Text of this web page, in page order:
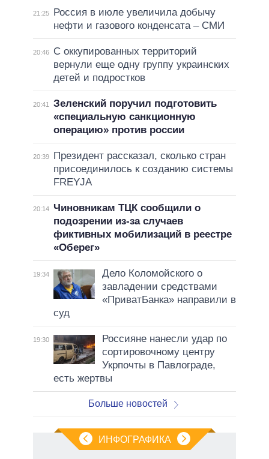
21:25
Россия в июле увеличила добычу
нефти и газового конденсата – СМИ
20:46
С оккупированных территорий
вернули еще одну группу украинских
детей и подростков
20:41
Зеленский поручил подготовить
«специальную санкционную
операцию» против россии
20:39
Президент рассказал, сколько стран
присоединилось к созданию системы
FREYJA
20:14
Чиновникам ТЦК сообщили о
подозрении из-за случаев
фиктивных мобилизаций в реестре
«Оберег»
19:34
Дело Коломойского о
завладении средствами
«ПриватБанка» направили в
суд
19:30
Россияне нанесли удар по
сортировочному центру
Укрпочты в Павлограде,
есть жертвы
Больше новостей
ИНФОГРАФИКА